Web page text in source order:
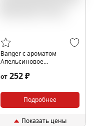
Banger с ароматом
Апельсиновое
25 гр.
от 252 ₽
Подробнее
Показать цены